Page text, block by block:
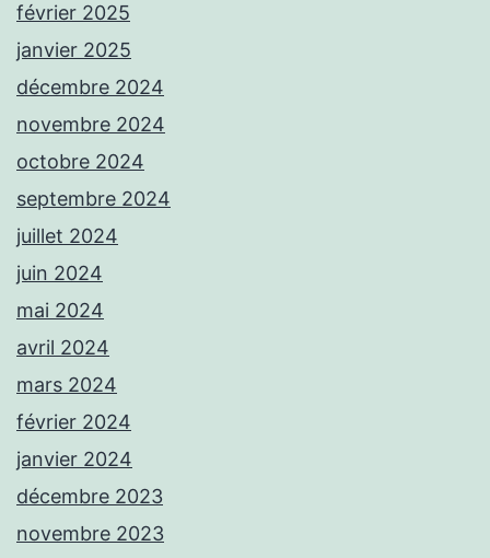
février 2025
janvier 2025
décembre 2024
novembre 2024
octobre 2024
septembre 2024
juillet 2024
juin 2024
mai 2024
avril 2024
mars 2024
février 2024
janvier 2024
décembre 2023
novembre 2023